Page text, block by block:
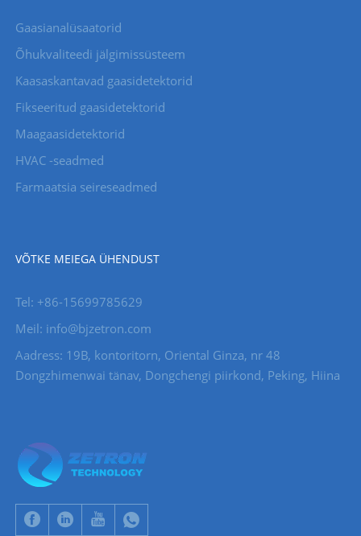
Gaasianalüsaatorid
Õhukvaliteedi jälgimissüsteem
Kaasaskantavad gaasidetektorid
Fikseeritud gaasidetektorid
Maagaasidetektorid
HVAC -seadmed
Farmaatsia seireseadmed
VÕTKE MEIEGA ÜHENDUST
Tel: +86-15699785629
Meil: info@bjzetron.com
Aadress: 19B, kontoritorn, Oriental Ginza, nr 48
Dongzhimenwai tänav, Dongchengi piirkond, Peking, Hiina